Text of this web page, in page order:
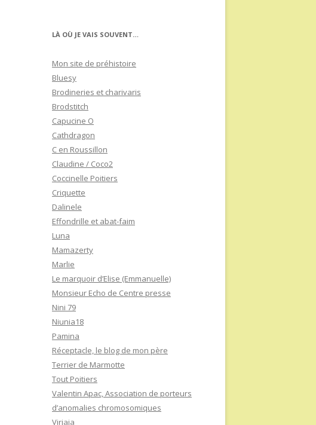
LÀ OÙ JE VAIS SOUVENT…
Mon site de préhistoire
Bluesy
Brodineries et charivaris
Brodstitch
Capucine O
Cathdragon
C en Roussillon
Claudine / Coco2
Coccinelle Poitiers
Criquette
Dalinele
Effondrille et abat-faim
Luna
Mamazerty
Marlie
Le marquoir d’Elise (Emmanuelle)
Monsieur Echo de Centre presse
Nini 79
Niunia18
Pamina
Réceptacle, le blog de mon père
Terrier de Marmotte
Tout Poitiers
Valentin Apac, Association de porteurs
d’anomalies chromosomiques
Virjaja